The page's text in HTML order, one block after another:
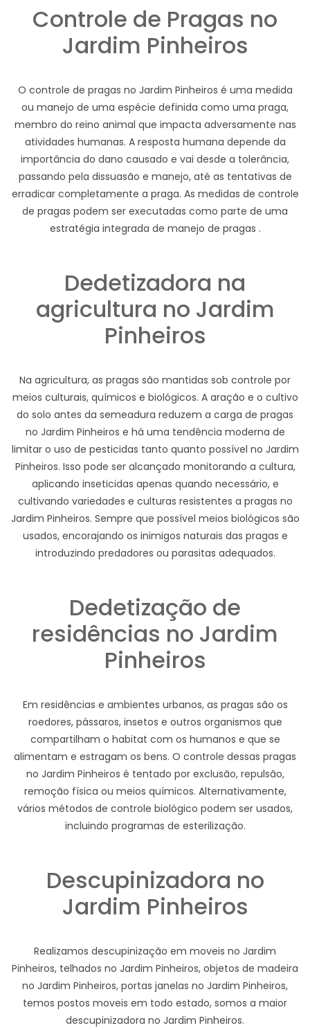
Controle de Pragas no
Jardim Pinheiros
O controle de pragas no Jardim Pinheiros é uma medida
ou manejo de uma espécie definida como uma praga,
membro do reino animal que impacta adversamente nas
atividades humanas. A resposta humana depende da
importância do dano causado e vai desde a tolerância,
passando pela dissuasão e manejo, até as tentativas de
erradicar completamente a praga. As medidas de controle
de pragas podem ser executadas como parte de uma
estratégia integrada de manejo de pragas .
Dedetizadora na
agricultura no Jardim
Pinheiros
Na agricultura, as pragas são mantidas sob controle por
meios culturais, químicos e biológicos. A aração e o cultivo
do solo antes da semeadura reduzem a carga de pragas
no Jardim Pinheiros e há uma tendência moderna de
limitar o uso de pesticidas tanto quanto possível no Jardim
Pinheiros. Isso pode ser alcançado monitorando a cultura,
aplicando inseticidas apenas quando necessário, e
cultivando variedades e culturas resistentes a pragas no
Jardim Pinheiros. Sempre que possível meios biológicos são
usados, encorajando os inimigos naturais das pragas e
introduzindo predadores ou parasitas adequados.
Dedetização de
residências no Jardim
Pinheiros
Em residências e ambientes urbanos, as pragas são os
roedores, pássaros, insetos e outros organismos que
compartilham o habitat com os humanos e que se
alimentam e estragam os bens. O controle dessas pragas
no Jardim Pinheiros é tentado por exclusão, repulsão,
remoção física ou meios químicos. Alternativamente,
vários métodos de controle biológico podem ser usados,
incluindo programas de esterilização.
Descupinizadora no
Jardim Pinheiros
Realizamos descupinização em moveis no Jardim
Pinheiros, telhados no Jardim Pinheiros, objetos de madeira
no Jardim Pinheiros, portas janelas no Jardim Pinheiros,
temos postos moveis em todo estado, somos a maior
descupinizadora no Jardim Pinheiros.